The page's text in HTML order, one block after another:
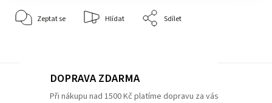
Zeptat se Hlídat Sdílet
DOPRAVA ZDARMA
Při nákupu nad 1500 Kč platíme dopravu za vás